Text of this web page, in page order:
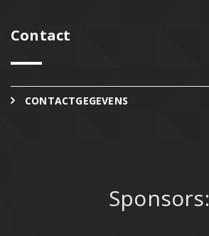
Contact
CONTACTGEGEVENS
Sponsors: